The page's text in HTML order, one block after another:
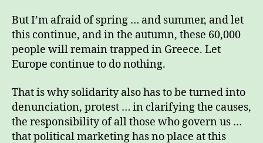
But I’m afraid of spring … and summer, and let
this continue, and in the autumn, these 60,000
people will remain trapped in Greece. Let
Europe continue to do nothing.
That is why solidarity also has to be turned into
denunciation, protest … in clarifying the causes,
the responsibility of all those who govern us …
that political marketing has no place at this